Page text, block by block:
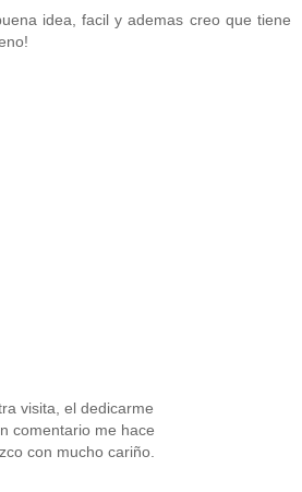
idea, facil y ademas creo que tiene
visita, el dedicarme
comentario me hace
con mucho cariño.